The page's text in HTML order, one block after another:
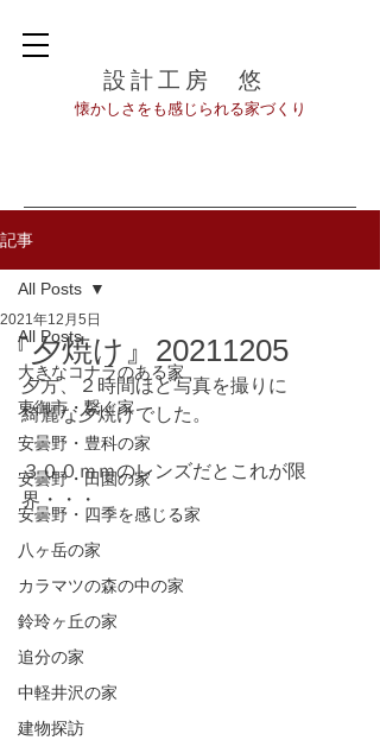
設計工房 悠
​懐かしさをも感じられる家づくり
記事
All Posts
大きなコナラのある家
東御市・繋ぐ家
安曇野・豊科の家
安曇野・田園の家
安曇野・四季を感じる家
八ヶ岳の家
カラマツの森の中の家
鈴玲ヶ丘の家
追分の家
中軽井沢の家
建物探訪
All Posts
『夕焼け』20211205
2021年12月5日
夕方、２時間ほど写真を撮りに
綺麗な夕焼けでした。
３００ｍｍのレンズだとこれが限
界・・・